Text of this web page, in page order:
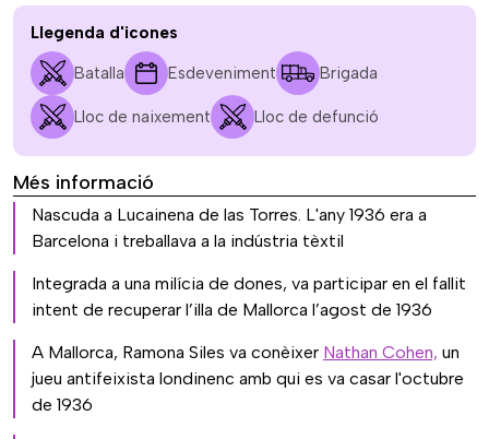
Llegenda d'icones
Batalla Esdeveniment Brigada
Lloc de naixement Lloc de defunció
Més informació
Nascuda a Lucainena de las Torres. L'any 1936 era a
Barcelona i treballava a la indústria tèxtil
Integrada a una milícia de dones, va participar en el fallit
intent de recuperar l’illa de Mallorca l’agost de 1936
A Mallorca, Ramona Siles va conèixer Nathan Cohen, un
jueu antifeixista londinenc amb qui es va casar l'octubre
de 1936